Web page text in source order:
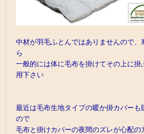
中材が羽毛ふとんではありませんので、
ら
一般的には体に毛布を掛けてその上に掛
用下さい
最近は毛布生地タイプの暖か掛カバーも
ので
毛布と掛けカバーの夜間のズレが心配の